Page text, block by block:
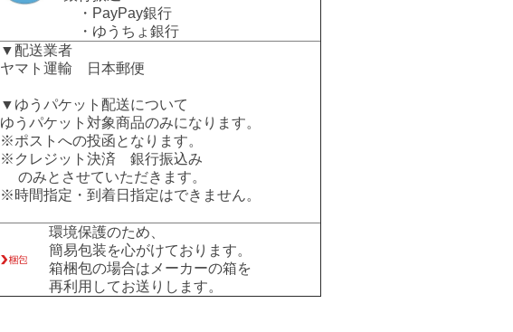
・PayPay銀行
・ゆうちょ銀行
▼配送業者
ヤマト運輸 日本郵便
▼ゆうパケット配送について
ゆうパケット対象商品のみになります。
※ポストへの投函となります。
※クレジット決済 銀行振込み
のみとさせていただきます。
※時間指定・到着日指定はできません。
環境保護のため、
簡易包装を心がけております。
箱梱包の場合はメーカーの箱を
再利用してお送りします。